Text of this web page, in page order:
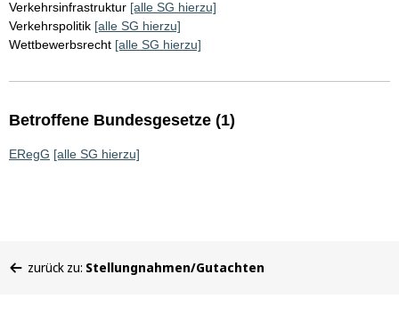
Verkehrsinfrastruktur [alle SG hierzu]
Verkehrspolitik [alle SG hierzu]
Wettbewerbsrecht [alle SG hierzu]
Betroffene Bundesgesetze (1)
ERegG [alle SG hierzu]
befinden
zurück zu: Stellungnahmen/Gutachten